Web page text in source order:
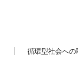
循環型社会への